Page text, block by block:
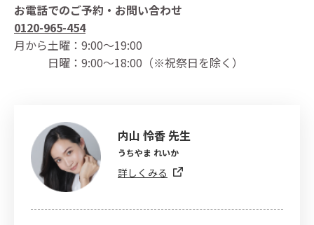
お電話でのご予約・お問い合わせ
0120-965-454
月から土曜：9:00〜19:00
日曜：9:00〜18:00（※祝祭日を除く）
内山 怜香 先生
うちやま れいか
詳しくみる